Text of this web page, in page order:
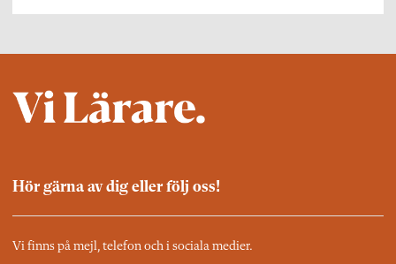
Hör gärna av dig eller följ oss!
Vi finns på mejl, telefon och i sociala medier.